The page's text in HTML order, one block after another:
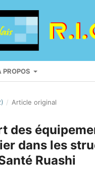
PROPOS
/ Article original
des
dans les
Ruashi